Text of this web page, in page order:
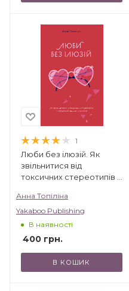
1
Люби без ілюзій. Як
звільнитися від
токсичних стереотипів і
стосунки
Анна Топіліна
Yakaboo Publishing
В наявності
400 грн.
В КОШИК